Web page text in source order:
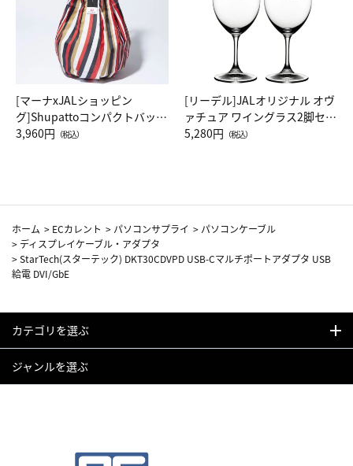
[マーナxJALショッピン
グ]Shupattoコンパクトバッグ
Drop JAL客室乗務員（LC）ス
3,960円 （税込）
[リーデル]JALオリジナル オヴ
ァチュア ワイングラス2脚セッ
ト（レッドワイン）
5,280円 （税込）
ホーム > ECカレント > パソコンサプライ > パソコンケーブル
> ディスプレイケーブル・アダプタ
>StarTech(スターテック) DKT30CDVPD USB-Cマルチポートアダプタ USB
給電 DVI/GbE
カテゴリを選ぶ
ジャンルを選ぶ